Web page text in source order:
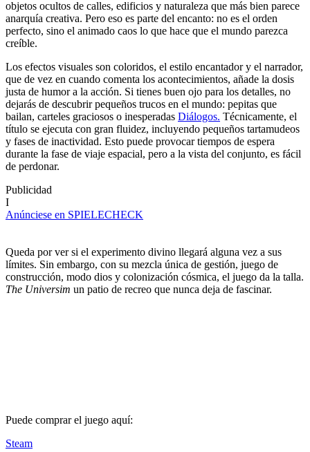
objetos ocultos de calles, edificios y naturaleza que más bien parece
anarquía creativa. Pero eso es parte del encanto: no es el orden
perfecto, sino el animado caos lo que hace que el mundo parezca
creíble.
Los efectos visuales son coloridos, el estilo encantador y el narrador,
que de vez en cuando comenta los acontecimientos, añade la dosis
justa de humor a la acción. Si tienes buen ojo para los detalles, no
dejarás de descubrir pequeños trucos en el mundo: pepitas que
bailan, carteles graciosos o inesperadas Diálogos. Técnicamente, el
título se ejecuta con gran fluidez, incluyendo pequeños tartamudeos
y fases de inactividad. Esto puede provocar tiempos de espera
durante la fase de viaje espacial, pero a la vista del conjunto, es fácil
de perdonar.
Publicidad
I
Anúnciese en SPIELECHECK
Queda por ver si el experimento divino llegará alguna vez a sus
límites. Sin embargo, con su mezcla única de gestión, juego de
construcción, modo dios y colonización cósmica, el juego da la talla.
The Universim un patio de recreo que nunca deja de fascinar.
Puede comprar el juego aquí:
Steam